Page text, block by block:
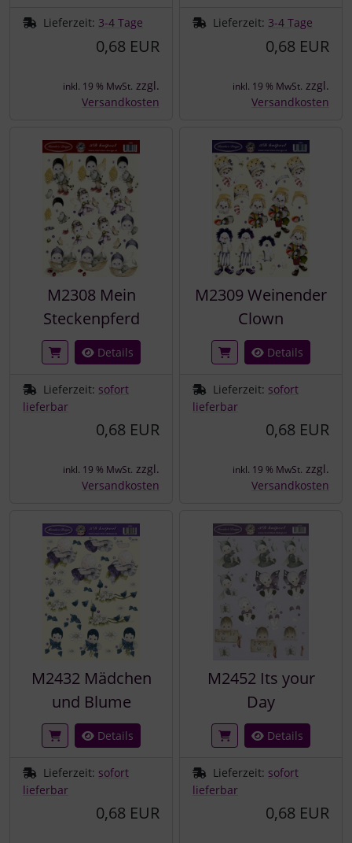
Lieferzeit: 3-4 Tage
0,68 EUR
inkl. 19 % MwSt. zzgl.
Versandkosten
Lieferzeit: 3-4 Tage
0,68 EUR
inkl. 19 % MwSt. zzgl.
Versandkosten
M2308 Mein
Steckenpferd
Details
Lieferzeit: sofort
lieferbar
0,68 EUR
inkl. 19 % MwSt. zzgl.
Versandkosten
M2309 Weinender
Clown
Details
Lieferzeit: sofort
lieferbar
0,68 EUR
inkl. 19 % MwSt. zzgl.
Versandkosten
M2432 Mädchen
und Blume
Details
Lieferzeit: sofort
lieferbar
0,68 EUR
M2452 Its your
Day
Details
Lieferzeit: sofort
lieferbar
0,68 EUR